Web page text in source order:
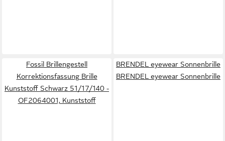
Fossil Brillengestell
Korrektionsfassung Brille
Kunststoff Schwarz 51/17/140 -
OF2064001, Kunststoff
BRENDEL eyewear Sonnenbrille
BRENDEL eyewear Sonnenbrille